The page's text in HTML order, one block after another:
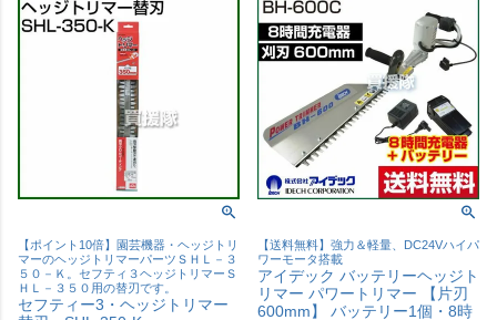
【ポイント10倍】園芸機器・ヘッジトリ
マーのヘッジトリマーパーツＳＨＬ－３
５０－Ｋ。セフティ３ヘッジトリマーＳ
ＨＬ－３５０用の替刃です。
セフティー3・ヘッジトリマー
【送料無料】強力＆軽量、DC24Vハイパ
ワーモータ搭載
アイデック バッテリーヘッジト
リマー パワートリマー 【片刃
600mm】 バッテリー1個・8時